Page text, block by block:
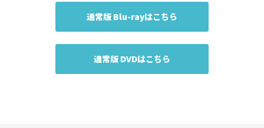
通常版 Blu-rayはこちら
通常版 DVDはこちら